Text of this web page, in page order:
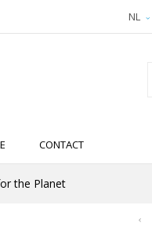
NL
CONTACT
the Planet